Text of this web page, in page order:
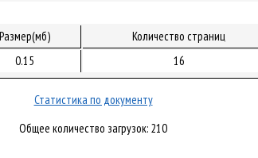
Размер(мб) Количество страниц
0.15 16
Статистика по документу
Общее количество загрузок: 210